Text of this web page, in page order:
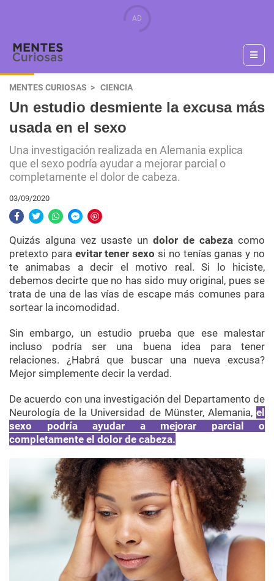
MENTES CURIOSAS CIENCIA
Un estudio desmiente la excusa más
usada en el sexo
Una investigación realizada en Alemania explica
que el sexo podría ayudar a mejorar parcial o
completamente el dolor de cabeza.
03/09/2020
Quizás alguna vez usaste un dolor de cabeza como
pretexto para evitar tener sexo si no tenías ganas y no
te animabas a decir el motivo real. Si lo hiciste,
debemos decirte que no has sido muy original, pues se
trata de una de las vías de escape más comunes para
sortear la incomodidad.
Sin embargo, un estudio prueba que ese malestar
incluso podría ser una buena idea para tener
relaciones. ¿Habrá que buscar una nueva excusa?
Mejor simplemente decir la verdad.
De acuerdo con una investigación del Departamento de
Neurología de la Universidad de Münster, Alemania, el
sexo podría ayudar a mejorar parcial o
completamente el dolor de cabeza.